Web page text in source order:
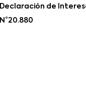
Declaración de
N°20.880